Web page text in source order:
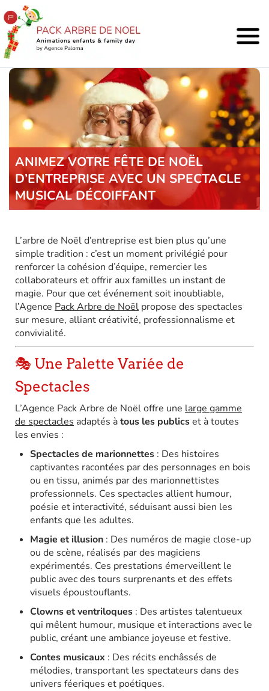
ANIMEZ VOTRE FÊTE DE NOËL
D’ENTREPRISE AVEC UN SPECTACLE
MUSICAL DÉCOIFFANT
L’arbre de Noël d’entreprise est bien plus qu’une
simple tradition : c’est un moment privilégié pour
renforcer la cohésion d’équipe, remercier les
collaborateurs et offrir aux familles un instant de
magie. Pour que cet événement soit inoubliable,
l’Agence Pack Arbre de Noël propose des spectacles
sur mesure, alliant créativité, professionnalisme et
convivialité.
🎭 Une Palette Variée de
Spectacles
L’Agence Pack Arbre de Noël offre une large gamme
de spectacles adaptés àtous les publicset à toutes
les envies :
Spectacles de marionnettes : Des histoires
captivantes racontées par des personnages en bois
ou en tissu, animés par des marionnettistes
professionnels. Ces spectacles allient humour,
poésie et interactivité, séduisant aussi bien les
enfants que les adultes.
Magie et illusion : Des numéros de magie close-up
ou de scène, réalisés par des magiciens
expérimentés. Ces prestations émerveillent le
public avec des tours surprenants et des effets
visuels époustouflants.
Clowns et ventriloques : Des artistes talentueux
qui mêlent humour, musique et interactions avec le
public, créant une ambiance joyeuse et festive.
Contes musicaux : Des récits enchâssés de
mélodies, transportant les spectateurs dans des
univers féeriques et poétiques.